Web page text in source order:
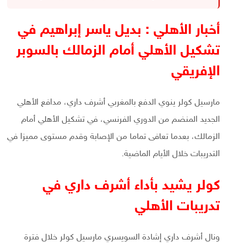
أخبار الأهلي : بديل ياسر إبراهيم في
تشكيل الأهلي أمام الزمالك بالسوبر
الإفريقي
مارسيل كولر ينوي الدفع بالمغربي أشرف داري، مدافع الأهلي
الجديد المنضم من الدوري الفرنسي، في تشكيل الأهلي أمام
الزمالك، بعدما تعافى تماما من الإصابة وقدم مستوى مميزا في
التدريبات خلال الأيام الماضية.
كولر يشيد بأداء أشرف داري في
تدريبات الأهلي
ونال أشرف داري إشادة السويسري مارسيل كولر خلال فترة